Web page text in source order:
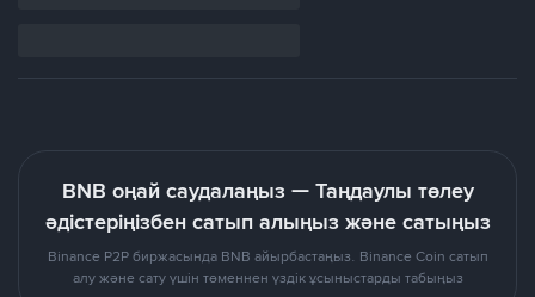
BNB оңай саудалаңыз — Таңдаулы төлеу
әдістеріңізбен сатып алыңыз және сатыңыз
Binance P2P биржасында BNB айырбастаңыз. Binance Coin сатып
алу және сату үшін төменнен үздік ұсыныстарды табыңыз